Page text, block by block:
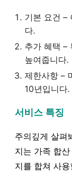
기본 요건 –
다.
추가 혜택 –
높여줍니다.
제한사항 –
10년입니다.
서비스 특징
주의깊게 살펴
지는 가족 합
지를 합쳐 사